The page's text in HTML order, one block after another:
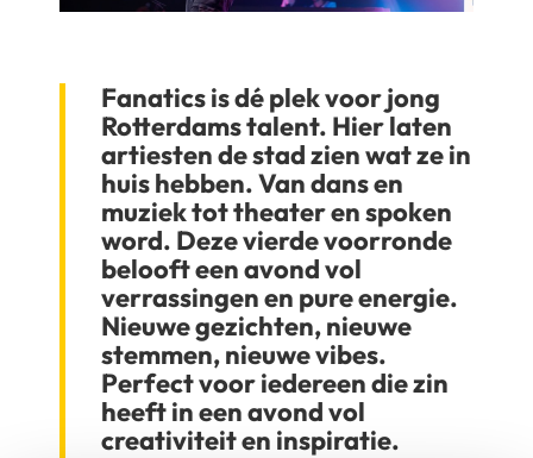
Fanatics is dé plek voor jong
Rotterdams talent. Hier laten
artiesten de stad zien wat ze in
huis hebben. Van dans en
muziek tot theater en spoken
word. Deze vierde voorronde
belooft een avond vol
verrassingen en pure energie.
Nieuwe gezichten, nieuwe
stemmen, nieuwe vibes.
Perfect voor iedereen die zin
heeft in een avond vol
creativiteit en inspiratie.